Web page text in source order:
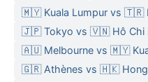
🇲🇾 Kuala Lumpur vs 🇹🇷
🇯🇵 Tokyo vs 🇻🇳 Hô Chi
🇦🇺 Melbourne vs 🇲🇾
🇬🇷 Athènes vs 🇭🇰 Hong